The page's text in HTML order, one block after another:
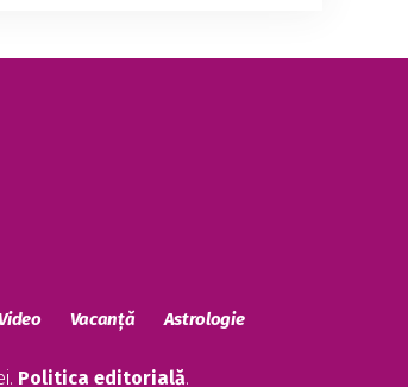
Vacanță Astrologie
Politica editorială.